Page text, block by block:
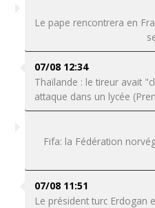
Le pape rencontrera en
07/08 12:34
Thaïlande : le tireur avait
attaque dans un lycée
Fifa: la Fédération
07/08 11:51
Le président turc Erdogan